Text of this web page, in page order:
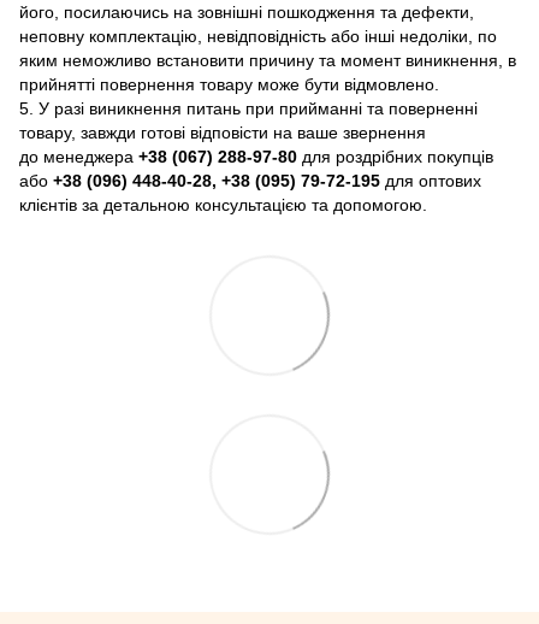
його, посилаючись на зовнішні пошкодження та дефекти,
неповну комплектацію, невідповідність або інші недоліки, по
яким неможливо встановити причину та момент виникнення, в
прийнятті повернення товару може бути відмовлено.
5. У разі виникнення питань при прийманні та поверненні
товару, завжди готові відповісти на ваше звернення
до менеджера +38 (067) 288-97-80 для роздрібних покупців
або +38 (096) 448-40-28, +38 (095) 79-72-195 для оптових
клієнтів за детальною консультацією та допомогою.